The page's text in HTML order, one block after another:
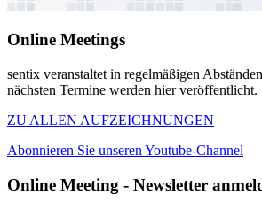
Online Meetings
sentix veranstaltet in regelmäßigen
nächsten Termine werden hier veröffentlicht.
ZU ALLEN AUFZEICHNUNGEN
Abonnieren Sie unseren Youtube-Channel
Online Meeting - Newsletter